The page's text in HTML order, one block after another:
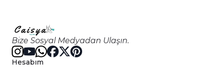
Bize Sosyal Medyadan Ulaşın.
Hesabım